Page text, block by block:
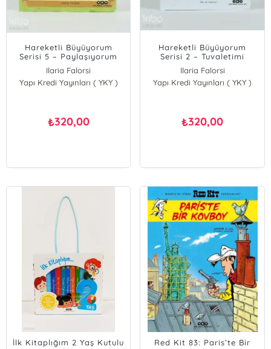
Hareketli Büyüyorum
Serisi 5 – Paylaşıyorum
Ilaria Falorsi
Yapı Kredi Yayınları ( YKY )
₺320,00
Hareketli Büyüyorum
Serisi 2 – Tuvaletimi
Yapıyorum
Ilaria Falorsi
Yapı Kredi Yayınları ( YKY )
₺320,00
İlk Kitaplığım 2 Yaş Kutulu
Red Kit 83: Paris’te Bir